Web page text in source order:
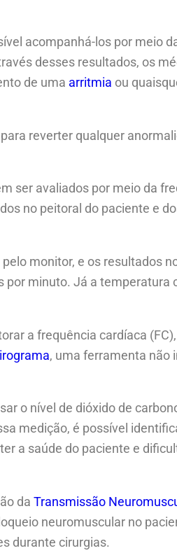
acompanhá-los por meio
desses resultados, os
de uma arritmia ou
reverter qualquer
ser avaliados por meio da
no peitoral do paciente e
monitor, e os resultados
por minuto. Já a temperatura
a frequência cardíaca
, uma ferramenta não
o nível de dióxido de
medição, é possível
a saúde do paciente e
da Transmissão
neuromuscular no
durante cirurgias.